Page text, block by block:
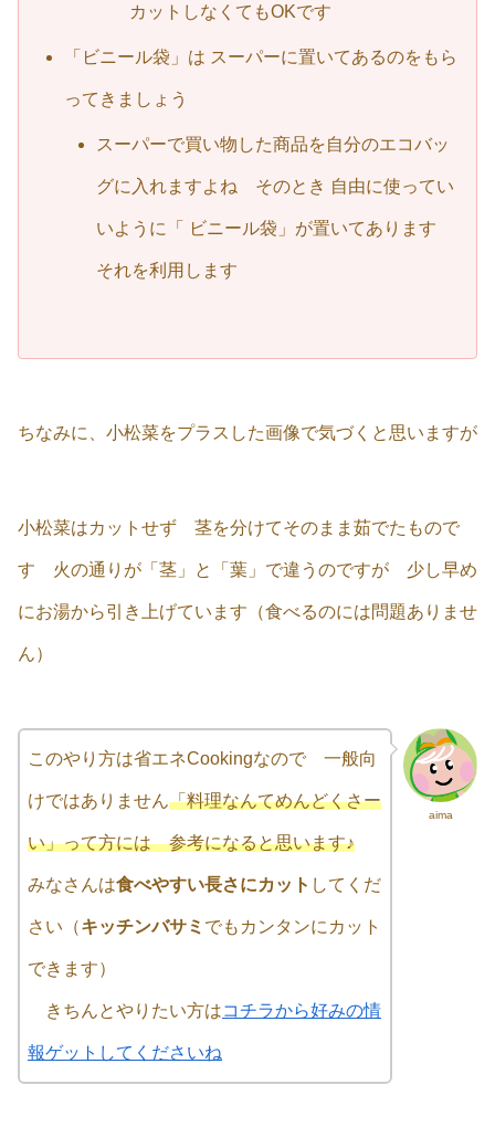
カットしなくてもOKです
「ビニール袋」は スーパーに置いてあるのをもら
ってきましょう
スーパーで買い物した商品を自分のエコバッ
グに入れますよね そのとき 自由に使ってい
いように「 ビニール袋」が置いてあります
それを利用します
ちなみに、小松菜をプラスした画像で気づくと思いますが
小松菜はカットせず 茎を分けてそのまま茹でたもので
す 火の通りが「茎」と「葉」で違うのですが 少し早め
にお湯から引き上げています（食べるのには問題ありませ
ん）
aima
このやり方は省エネCookingなので 一般向
けではありません「料理なんてめんどくさー
い」って方には 参考になると思います♪
みなさんは食べやすい長さにカット してくだ
さい（キッチンバサミ でもカンタンにカット
できます）
きちんとやりたい方はコチラから好みの情
報ゲットしてくださいね